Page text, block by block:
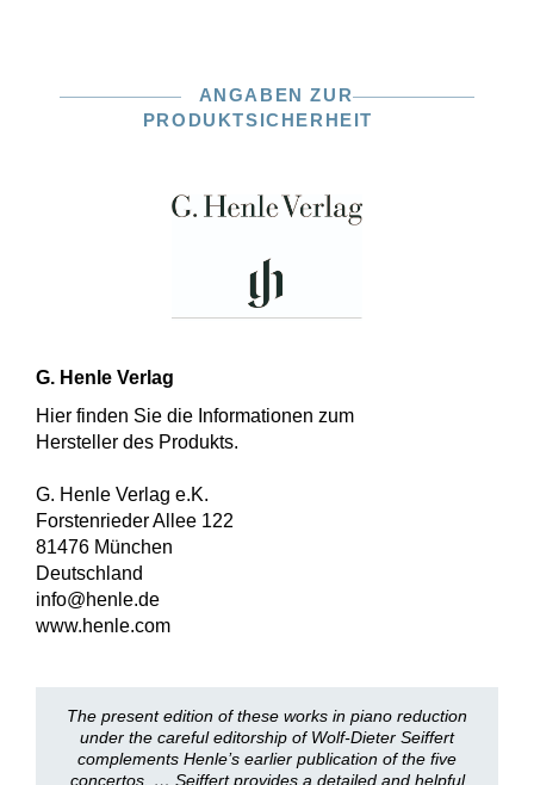
ANGABEN ZUR
PRODUKTSICHERHEIT
G. Henle Verlag
Hier finden Sie die Informationen zum
Hersteller des Produkts.
G. Henle Verlag e.K.
Forstenrieder Allee 122
81476 München
Deutschland
info@henle.de
www.henle.com
The present edition of these works in piano reduction
under the careful editorship of Wolf-Dieter Seiffert
complements Henle’s earlier publication of the five
concertos. … Seiffert provides a detailed and helpful